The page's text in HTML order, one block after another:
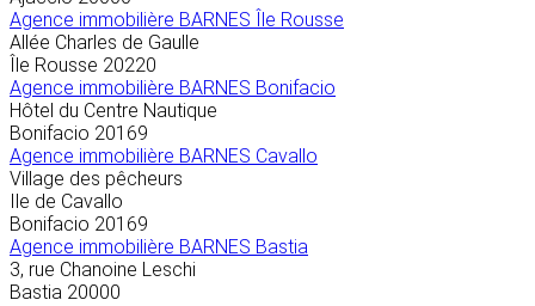
Agence immobilière BARNES Île Rousse
Allée Charles de Gaulle
Île Rousse 20220
Agence immobilière BARNES Bonifacio
Hôtel du Centre Nautique
Bonifacio 20169
Agence immobilière BARNES Cavallo
Village des pêcheurs
Ile de Cavallo
Bonifacio 20169
Agence immobilière BARNES Bastia
3, rue Chanoine Leschi
Bastia 20000